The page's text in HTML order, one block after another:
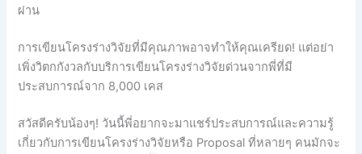
ผ่าน
การเขียนโครงร่างวิจัยที่มีคุณภาพอาจทำให้คุณเครียด! แต่อย่า
เพิ่งวิตกกังวลกับบริการเขียนโครงร่างวิจัยด่วนจากพี่ที่มี
ประสบการณ์จาก 8,000 เคส
สวัสดีครับน้องๆ! วันนี้พี่อยากจะมาแชร์ประสบการณ์และความรู้
เกี่ยวกับการเขียนโครงร่างวิจัยหรือ Proposal ที่หลายๆ คนมักจะ